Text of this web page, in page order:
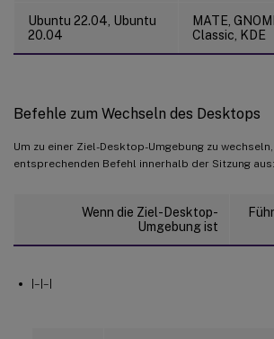
Ubuntu 22.04, Ubuntu
20.04
MATE,
Classic, KDE
Befehle zum Wechseln des Desktops
Um zu einer Ziel-Desktop-Umgebung zu
entsprechenden Befehl innerhalb der Sitzung aus:
Wenn die Ziel-Desktop-
Umgebung ist
|–|–|